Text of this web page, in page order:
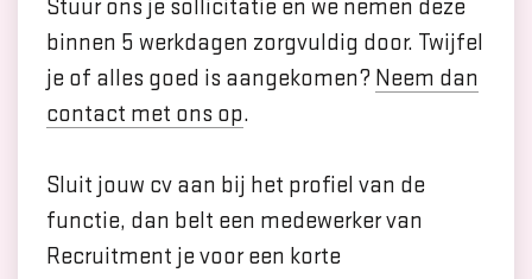
Stuur ons je sollicitatie en we nemen deze
binnen 5 werkdagen zorgvuldig door. Twijfel
je of alles goed is aangekomen? Neem dan
contact met ons op.
Sluit jouw cv aan bij het profiel van de
functie, dan belt een medewerker van
Recruitment je voor een korte